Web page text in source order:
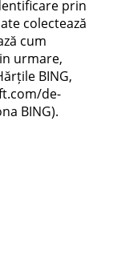
prin
colectează
cum
urmare,
BING,
de-
BING).